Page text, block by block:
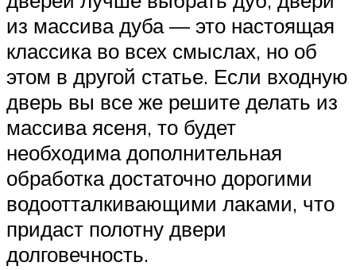
из массива дуба — это настоящая
классика во всех смыслах, но об
этом в другой статье. Если входную
дверь вы все же решите делать из
массива ясеня, то будет
необходима дополнительная
обработка достаточно дорогими
водоотталкивающими лаками, что
придаст полотну двери
долговечность.